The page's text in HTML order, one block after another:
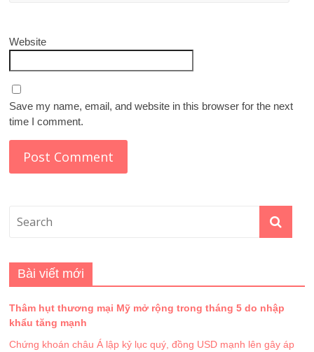
Website
Save my name, email, and website in this browser for the next
time I comment.
Bài viết mới
Thâm hụt thương mại Mỹ mở rộng trong tháng 5 do nhập
khẩu tăng mạnh
Chứng khoán châu Á lập kỷ lục quý, đồng USD mạnh lên gây áp